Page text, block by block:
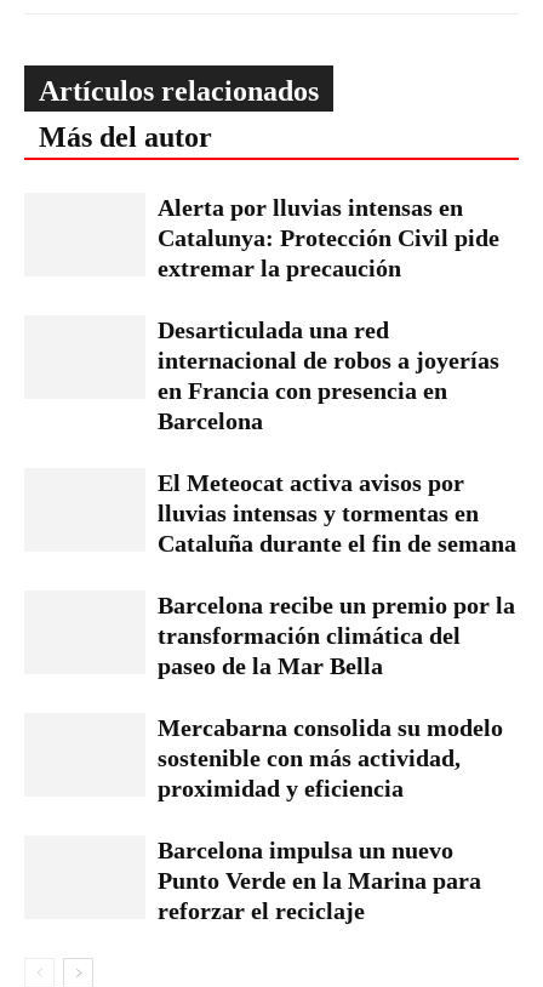
Artículos relacionados
Más del autor
Alerta por lluvias intensas en
Catalunya: Protección Civil pide
extremar la precaución
Desarticulada una red
internacional de robos a joyerías
en Francia con presencia en
Barcelona
El Meteocat activa avisos por
lluvias intensas y tormentas en
Cataluña durante el fin de semana
Barcelona recibe un premio por la
transformación climática del
paseo de la Mar Bella
Mercabarna consolida su modelo
sostenible con más actividad,
proximidad y eficiencia
Barcelona impulsa un nuevo
Punto Verde en la Marina para
reforzar el reciclaje